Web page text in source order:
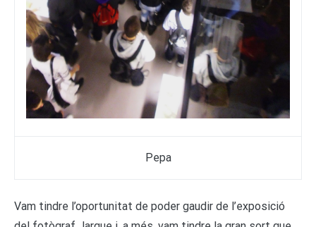
Pepa
Vam tindre l’oportunitat de poder gaudir de l’exposició